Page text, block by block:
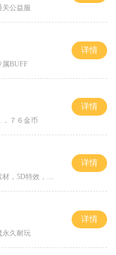
关公益服
属BUFF
详情
．７６金币
详情
特效，不卡图
详情
永久耐玩
详情